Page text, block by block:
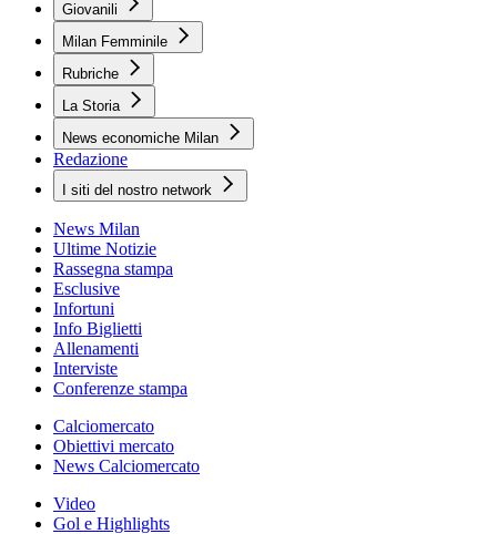
Giovanili
Milan Femminile
Rubriche
La Storia
News economiche Milan
Redazione
I siti del nostro network
News Milan
Ultime Notizie
Rassegna stampa
Esclusive
Infortuni
Info Biglietti
Allenamenti
Interviste
Conferenze stampa
Calciomercato
Obiettivi mercato
News Calciomercato
Video
Gol e Highlights